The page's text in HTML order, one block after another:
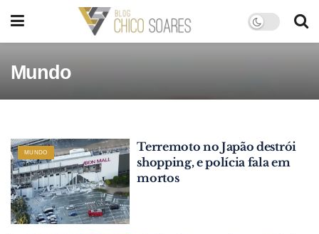
Mundo
MUNDO
Terremoto no Japão destrói
shopping, e polícia fala em
mortos